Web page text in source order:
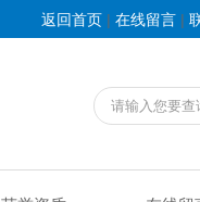
返回首页 | 在线留言 |